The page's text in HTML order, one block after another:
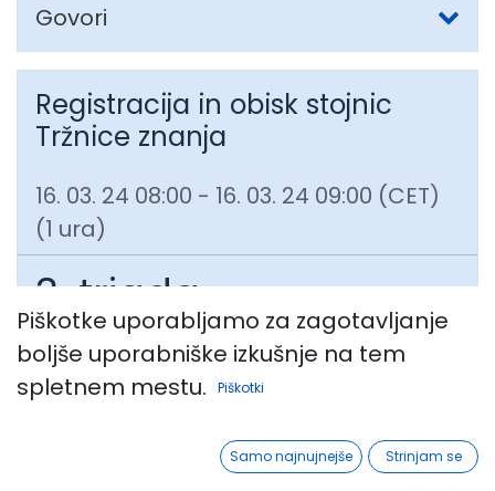
Govori
Registracija in obisk stojnic
Tržnice znanja
16. 03. 24 08:00 - 16. 03. 24 09:00 (CET)
(1 ura)
3. triada
UPORABA FORMATIVNEGA
SPREMLJANJA PRI POUKU ANGLEŠČINE
Predstavila bom material za
Piškotke uporabljamo za zagotavljanje
boljše uporabniške izkušnje na tem
spletnem mestu.
Piškotki
Samo najnujnejše Strinjam se